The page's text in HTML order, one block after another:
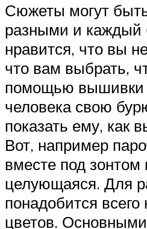
Сюжеты могут
разными и каждый
нравится, что вы
что вам выбрать,
помощью вышивки
человека свою
показать ему, как
Вот, например
вместе под зонтом
целующаяся. Для
понадобится всего
цветов.